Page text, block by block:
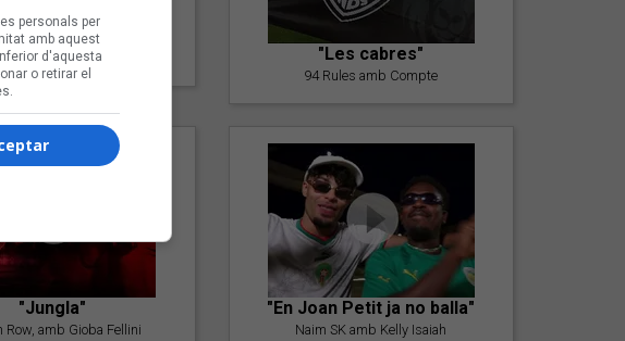
"Posidònia"
amb Joan Muntaner
(Xanguito)
"Les cabres"
94 Rules amb Compte
"Jungla"
Row, amb Gioba Fellini
"En Joan Petit ja no balla"
Naim SK amb Kelly Isaiah
personals per
amb aquest
d'aquesta
o retirar el